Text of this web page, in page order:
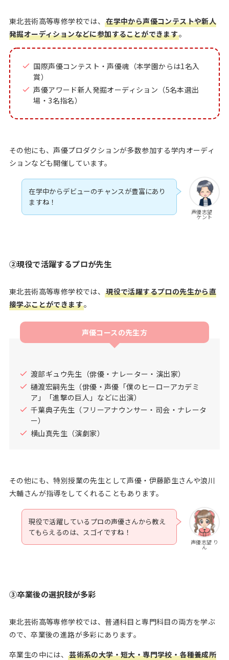
東北芸術高等専修学校では、在学中から声優コンテストや新人
発掘オーディションなどに参加することができます。
国際声優コンテスト・声優魂（本学園からは1名入
賞）
声優アワード新人発掘オーディション（5名本選出
場・3名指名）
その他にも、声優プロダクションが多数参加する学内オーディ
ションなども開催しています。
声優志望
ケント
在学中からデビューのチャンスが豊富にあり
ますね！
②現役で活躍するプロが先生
東北芸術高等専修学校では、現役で活躍するプロの先生から直
接学ぶことができます。
声優コースの先生方
渡部ギュウ先生（俳優・ナレーター・演出家）
樋渡宏嗣先生（俳優・声優「僕のヒーローアカデミ
ア」「進撃の巨人」などに出演）
千葉典子先生（フリーアナウンサー・司会・ナレータ
ー）
横山真先生（演劇家）
その他にも、特別授業の先生として声優・伊藤節生さんや浪川
大輔さんが指導をしてくれることもあります。
声優志望 り
ん
現役で活躍しているプロの声優さんから教え
てもらえるのは、スゴイですね！
③卒業後の選択肢が多彩
東北芸術高等専修学校では、普通科目と専門科目の両方を学ぶ
ので、卒業後の進路が多彩にあります。
卒業生の中には、芸術系の大学・短大・専門学校・各種養成所